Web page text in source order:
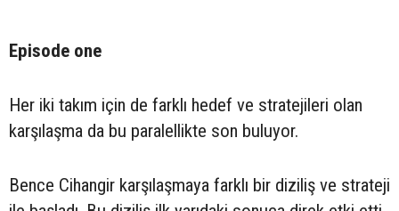
Episode one
Her iki takım için de farklı hedef ve stratejileri olan
karşılaşma da bu paralellikte son buluyor.
Bence Cihangir karşılaşmaya farklı bir diziliş ve strateji